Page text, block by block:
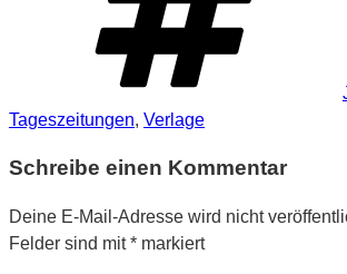
Tageszeitungen, Verlage
Schreibe einen Kommentar
Deine E-Mail-Adresse wird nicht
Felder sind mit* markiert